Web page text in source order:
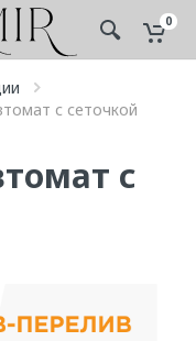
0
с сеточкой
с